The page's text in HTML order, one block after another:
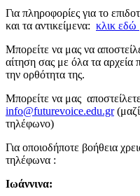
Για πληροφορίες για το
και τα αντικείμενα: κλικ εδώ
Μπορείτε να μας να
αίτηση σας με όλα τα αρχεία
την ορθότητα της.
Μπορείτε να μας
info@futurevoice.edu.gr
τηλέφωνο)
Για οποιοδήποτε βοήθεια
τηλέφωνα :
Iωάννινα: